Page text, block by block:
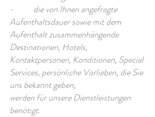
- die von Ihnen angefragte
Aufenthaltsdauer sowie mit dem
Aufenthalt zusammenhängende
Destinationen, Hotels,
Kontaktpersonen, Konditionen, Special
Services, persönliche Vorlieben, die Sie
uns bekannt geben,
werden für unsere Dienstleistungen
benötigt.